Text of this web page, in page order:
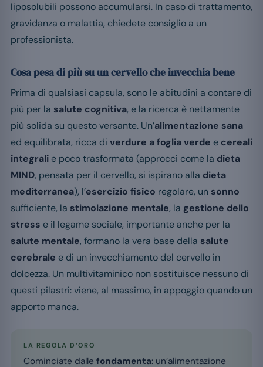
liposolubili possono accumularsi. In caso di trattamento,
gravidanza o malattia, chiedete consiglio a un
professionista.
Cosa pesa di più su un cervello che invecchia bene
Prima di qualsiasi capsula, sono le abitudini a contare di
più per la salute cognitiva, e la ricerca è nettamente
più solida su questo versante. Un’alimentazione sana
ed equilibrata, ricca di verdure a foglia verde e cereali
integrali e poco trasformata (approcci come la dieta
MIND, pensata per il cervello, si ispirano alla dieta
mediterranea), l’esercizio fisico regolare, un sonno
sufficiente, la stimolazione mentale, la gestione dello
stress e il legame sociale, importante anche per la
salute mentale, formano la vera base della salute
cerebrale e di un invecchiamento del cervello in
dolcezza. Un multivitaminico non sostituisce nessuno di
questi pilastri: viene, al massimo, in appoggio quando un
apporto manca.
LA REGOLA D’ORO
Cominciate dalle fondamenta: un’alimentazione